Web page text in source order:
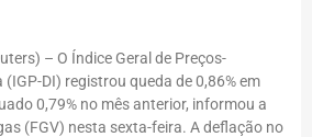
– O Índice Geral de Preços-
DI) registrou queda de 0,86% em
0,79% no mês anterior, informou a
(FGV) nesta sexta-feira. A deflação no